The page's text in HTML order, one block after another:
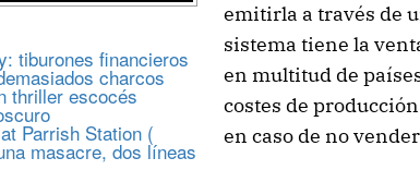
emitirla a través de
sistema tiene la
en multitud de
costes de
en caso de no
tiburones financieros
charcos
thriller escocés
Parrish Station (
masacre, dos líneas